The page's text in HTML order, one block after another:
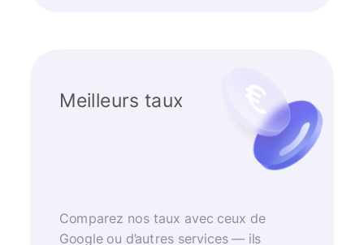
Meilleurs taux
Comparez nos taux avec ceux de
Google ou d’autres services — ils